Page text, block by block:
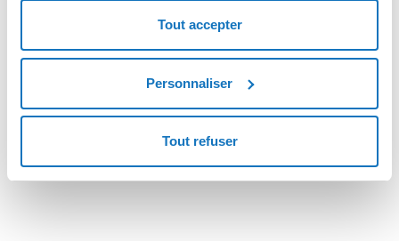
Tout accepter
Personnaliser
Tout refuser